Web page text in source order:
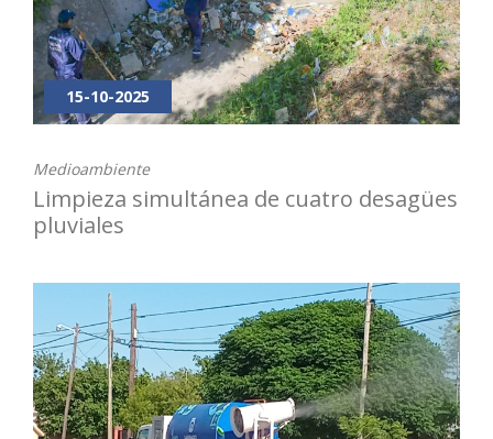
15-10-2025
Medioambiente
Limpieza simultánea de cuatro desagües
pluviales